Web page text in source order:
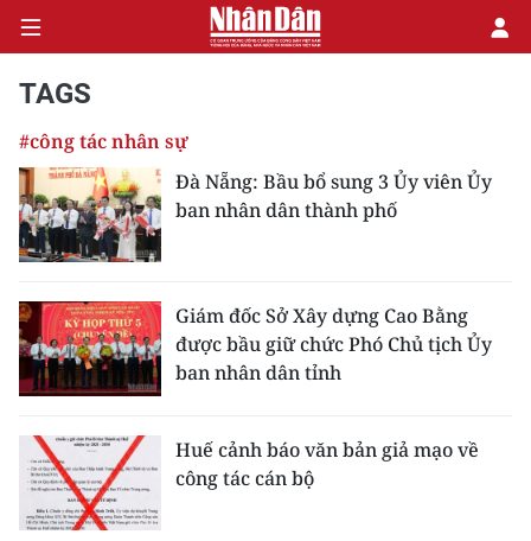
CHÍNH TRỊ
KINH TẾ
XÃ HỘI
PHÁP LUẬT
DU LỊCH
THẾ GIỚI
TAGS
#công tác nhân sự
Đà Nẵng: Bầu bổ sung 3 Ủy viên Ủy
ban nhân dân thành phố
Giám đốc Sở Xây dựng Cao Bằng
được bầu giữ chức Phó Chủ tịch Ủy
ban nhân dân tỉnh
Huế cảnh báo văn bản giả mạo về
công tác cán bộ